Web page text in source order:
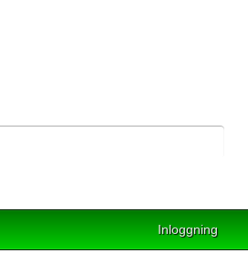
Inloggning